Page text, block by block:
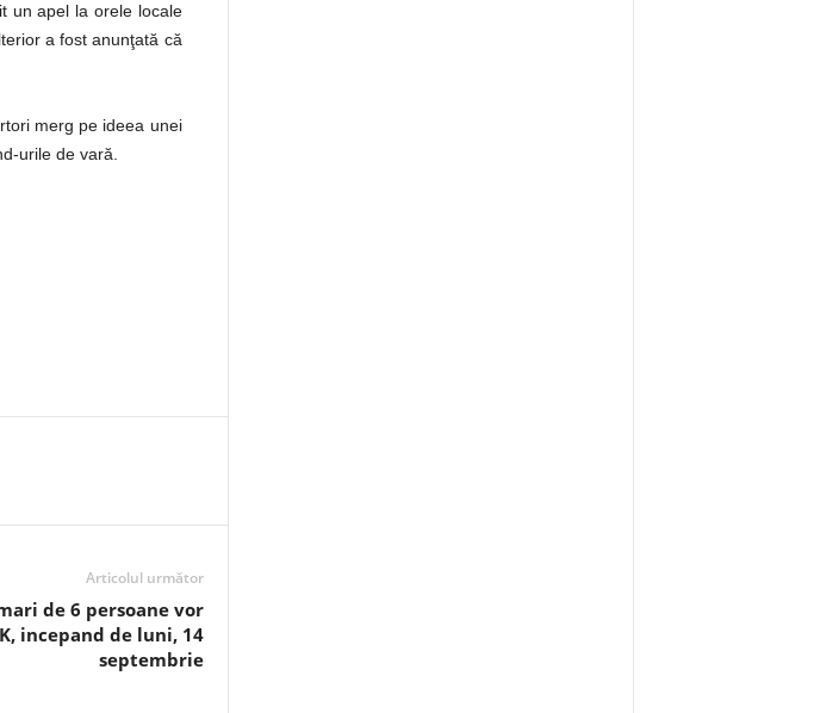
un apel la orele locale
a fost anunţată că
merg pe ideea unei
urile de vară.
Articolul următor
de 6 persoane vor
incepand de luni, 14
septembrie